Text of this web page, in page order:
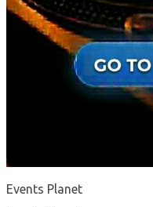
Events Planet